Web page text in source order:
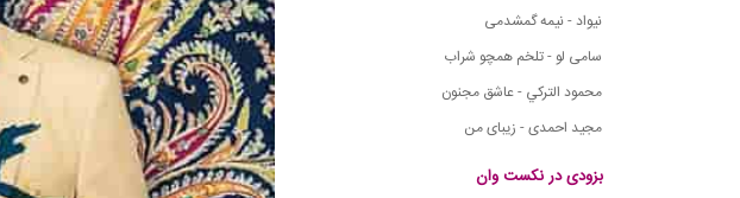
نیواد - نیمه گمشدمی
سامی لو - تلخم همچو شراب
محمود التركي - عاشق مجنون
مجید احمدی - زیبای من
بزودی در نکست وان